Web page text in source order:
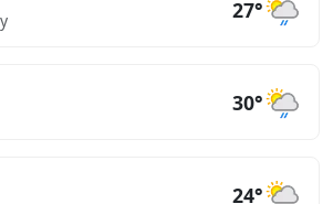
27°
30°
24°